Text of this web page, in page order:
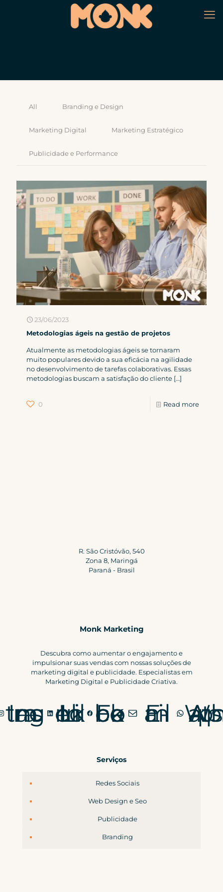
All Branding e Design
Marketing Digital Marketing Estratégico
Publicidade e Performance
23/06/2023
Metodologias ágeis na gestão de projetos
Atualmente as metodologias ágeis se tornaram
muito populares devido a sua eficácia na agilidade
no desenvolvimento de tarefas colaborativas. Essas
metodologias buscam a satisfação do cliente […]
0 Read more
R. São Cristóvão, 540
Zona 8, Maringá
Paraná - Brasil
Monk Marketing
Descubra como aumentar o engajamento e
impulsionar suas vendas com nossas soluções de
marketing digital e publicidade. Especialistas em
Marketing Digital e Publicidade Criativa.
Instagram LinkedIn Facebook E-mail WhatsApp
Serviços
Redes Sociais
Web Design e Seo
Publicidade
Branding